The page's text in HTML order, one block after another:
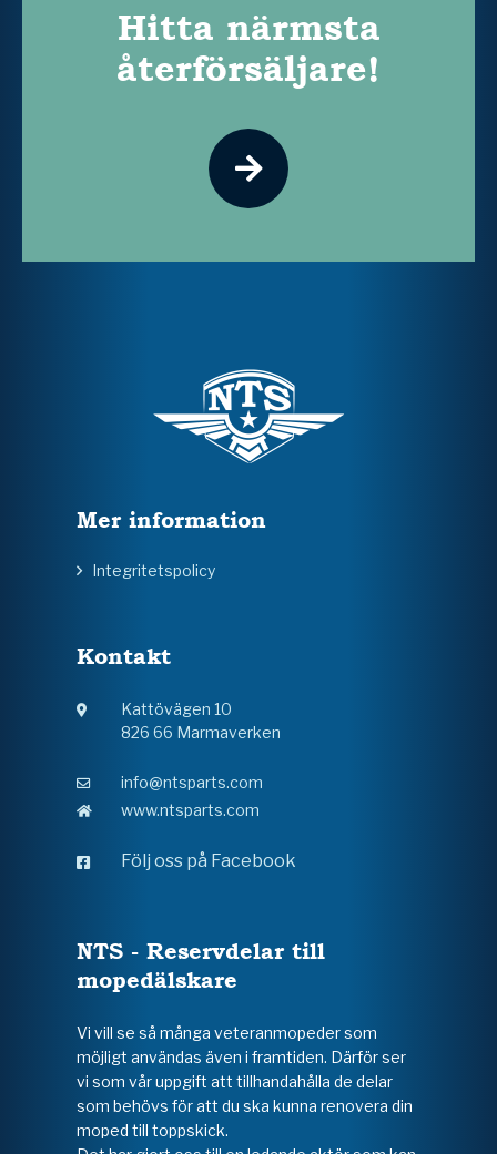
Hitta närmsta
återförsäljare!
Mer information
Integritetspolicy
Kontakt
Kattövägen 10
826 66 Marmaverken
info@ntsparts.com
www.ntsparts.com
Följ oss på Facebook
NTS - Reservdelar till
mopedälskare
Vi vill se så många veteranmopeder som
möjligt användas även i framtiden. Därför ser
vi som vår uppgift att tillhandahålla de delar
som behövs för att du ska kunna renovera din
moped till toppskick.